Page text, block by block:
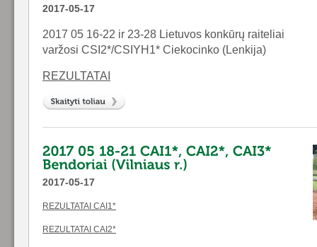
2017-05-17
2017 05 16-22 ir 23-28 Lietuvos konkūrų raiteliai
varžosi CSI2*/CSIYH1* Ciekocinko (Lenkija)
REZULTATAI
2017-05-17
REZULTATAI CAI1*
REZULTATAI CAI2*